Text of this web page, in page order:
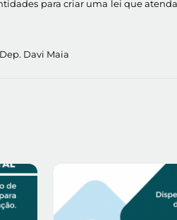
para criar uma lei que
Davi Maia